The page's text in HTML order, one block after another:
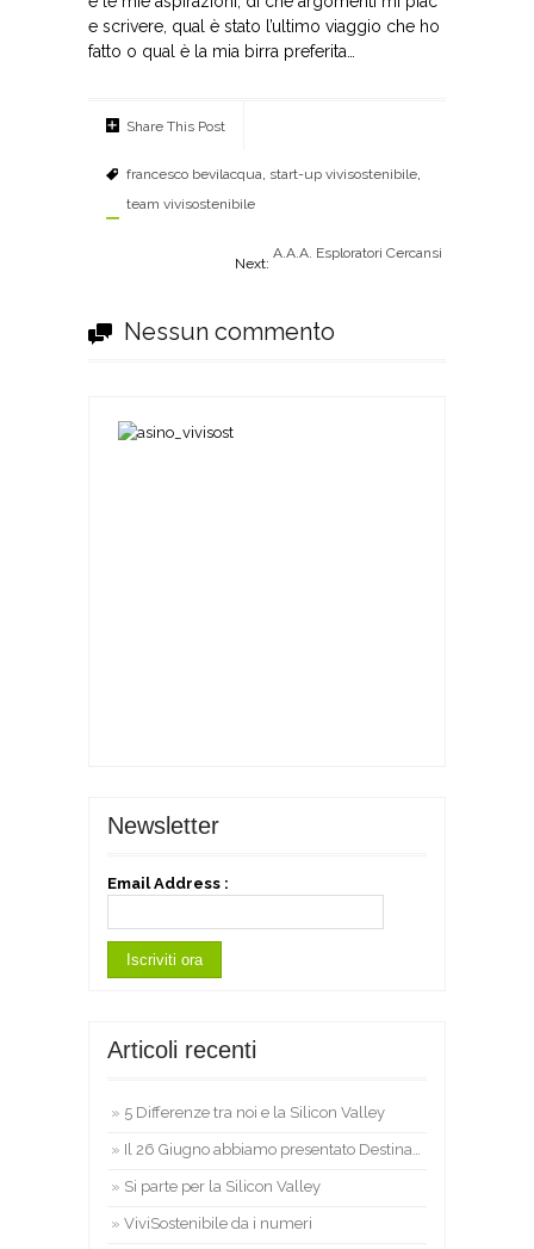
e scrivere, qual è stato l’ultimo viaggio che ho
fatto o qual è la mia birra preferita…
Share This Post
francesco bevilacqua, start-up vivisostenibile,
team vivisostenibile
Next:
A.A.A. Esploratori Cercansi
Nessun commento
Newsletter
Email Address :
Articoli recenti
5 Differenze tra noi e la Silicon Valley
Il 26 Giugno abbiamo presentato Destinazione Umana
Si parte per la Silicon Valley
ViviSostenibile da i numeri